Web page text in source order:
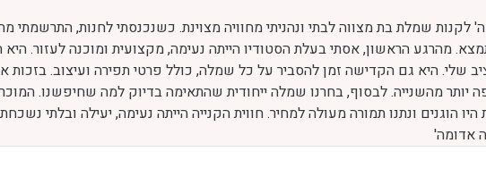
לקנות שמלת בת מצווה לבתי ונהניתי מחוויה מצוינת. כשנכנסתי לחנות,
מהרגע הראשון, אסתי בעלת הסטודיו הייתה נעימה, מקצועית ומוכנה לעזור. היא
שלי. היא גם הקדישה זמן להסביר על כל שמלה, כולל פרטי תפירה ועיצוב.
יותר מהשנייה. לבסוף, בחרנו שמלה ייחודית שהתאימה בדיוק למה שחיפשנו.
הוגנים ונתנו תמורה מעולה למחיר. חווית הקנייה הייתה נעימה, יעילה ובלתי
אדומה'